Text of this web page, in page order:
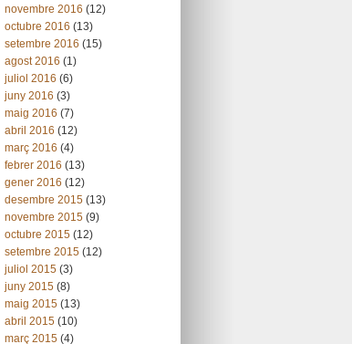
novembre 2016 (12)
octubre 2016 (13)
setembre 2016 (15)
agost 2016 (1)
juliol 2016 (6)
juny 2016 (3)
maig 2016 (7)
abril 2016 (12)
març 2016 (4)
febrer 2016 (13)
gener 2016 (12)
desembre 2015(13)
novembre 2015(9)
octubre 2015(12)
setembre 2015(12)
juliol 2015(3)
juny 2015(8)
maig 2015(13)
abril 2015(10)
març 2015(4)